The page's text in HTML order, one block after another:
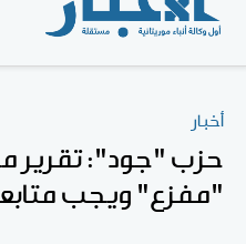
أخبار
حزب "جود": تقرير
"مفزع" ويجب